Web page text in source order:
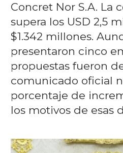
Concret Nor S.A. La
supera los USD 2,5
$1.342 millones.
presentaron cinco
propuestas fueron
comunicado oficial
porcentaje de
los motivos de esas